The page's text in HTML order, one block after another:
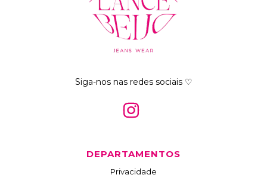
Siga-nos nas redes sociais ♡
DEPARTAMENTOS
Privacidade